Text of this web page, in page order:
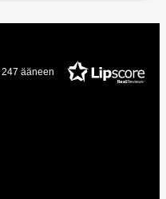
247 ääneen